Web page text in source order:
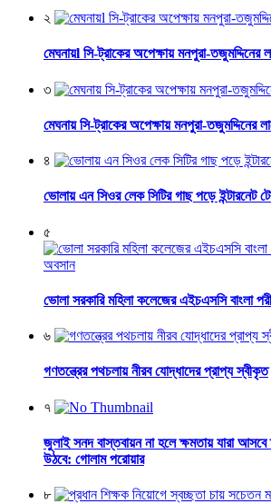
২
মেঘনায়l সি-ট্রাকের অপেক্ষায় মনপুরা-তজুমদ্দিনের
৩
মেঘনায় সি-ট্রাকের অপেক্ষায় মনপুরা-তজুমদ্দিনের
৪
ভোলায় এন সিওর লেক সিটির গাছ পড়ে ইন্টারনেট
৫
ভোলা সরকারি মহিলা কলেজের এইচএসসি বাংলা
৬
গণতন্ত্রের পথচলায় নীরব যোদ্ধাদের প্রাপ্য স্বীকৃত
৭
জুলাই সনদ বাস্তবায়ন না হলে ক্ষমতায় যারা আসবে
উঠবে: গোলাম পরোয়ার
৮